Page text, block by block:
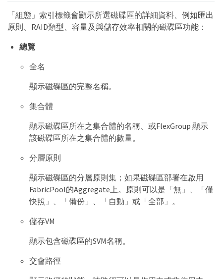
「組態」索引標籤會顯示所選磁碟區的詳細資料、例如匯出
原則、RAID類型、容量及與儲存效率相關的磁碟區功能：
總覽
全名
顯示磁碟區的完整名稱。
集合體
顯示磁碟區所在之集合體的名稱、或FlexGroup 顯示
該磁碟區所在之集合體的數量。
分層原則
顯示磁碟區的分層原則集；如果磁碟區部署在啟用
FabricPool的Aggregate上。原則可以是「無」、「僅
快照」、「備份」、「自動」或「全部」。
儲存VM
顯示包含磁碟區的SVM名稱。
交會路徑